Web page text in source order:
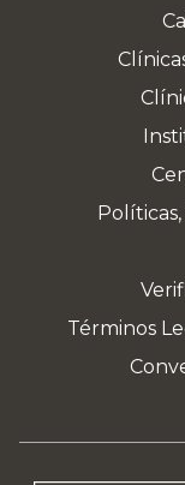
Términos